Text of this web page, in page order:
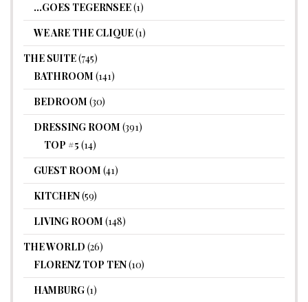
…GOES TEGERNSEE(1)
WE ARE THE CLIQUE(1)
THE SUITE(745)
BATHROOM (141)
BEDROOM (30)
DRESSING ROOM (391)
TOP #5 (14)
GUEST ROOM (41)
KITCHEN(59)
LIVING ROOM (148)
THE WORLD (26)
FLORENZ TOP TEN(10)
HAMBURG(1)